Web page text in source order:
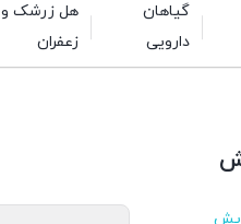
گیاهان
دارویی
هل زرشک و
زعفران